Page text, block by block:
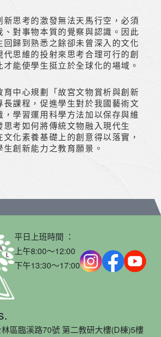
新思考的激發無法天馬行空，必須
、對事物本質的覺察與認識。因此
回歸到熟悉之餘卻未曾深入的文化
代思維的投射來思考合理可行的創
才能使學生挺立於全球化的場域。
育中心規劃「故宮文物賞析與創新
長課程，促進學生對於我國藝術文
，學習運用科學方法加以保存與維
思考如何將傳統文物融入現代生
化素養基礎上的創意得以落實，
創新能力之教育願景。
平日上班時間 ：
上午8:00～12:00
下午13:30～17:00
區臨溪路70號 第二教研大樓(D棟)5樓